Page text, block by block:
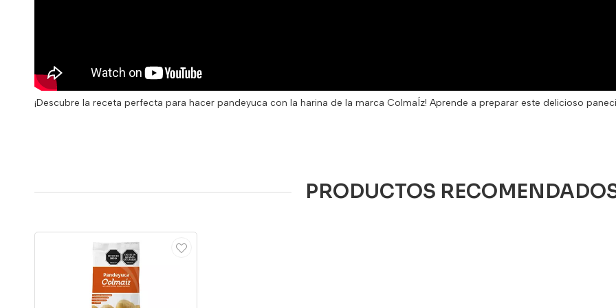
¡Descubre la receta perfecta para hacer pandeyuca con la harina de la marca ColmaÍz! Aprende a preparar este delicioso
PRODUCTOS